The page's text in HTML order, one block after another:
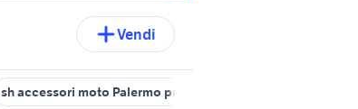
Vendi
sh accessori moto Palermo provincia